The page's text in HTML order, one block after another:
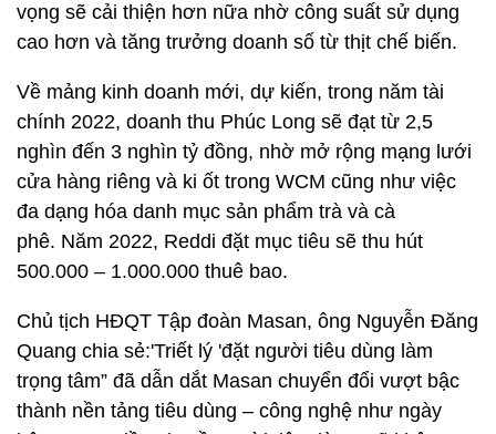
vọng sẽ cải thiện hơn nữa nhờ công suất sử dụng
cao hơn và tăng trưởng doanh số từ thịt chế biến.
Về mảng kinh doanh mới, dự kiến, trong năm tài
chính 2022, doanh thu Phúc Long sẽ đạt từ 2,5
nghìn đến 3 nghìn tỷ đồng, nhờ mở rộng mạng lưới
cửa hàng riêng và ki ốt trong WCM cũng như việc
đa dạng hóa danh mục sản phẩm trà và cà
phê. Năm 2022, Reddi đặt mục tiêu sẽ thu hút
500.000 – 1.000.000 thuê bao.
Chủ tịch HĐQT Tập đoàn Masan, ông Nguyễn Đăng
Quang chia sẻ:'Triết lý 'đặt người tiêu dùng làm
trọng tâm” đã dẫn dắt Masan chuyển đổi vượt bậc
thành nền tảng tiêu dùng – công nghệ như ngày